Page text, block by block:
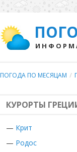
ПОГОДА ПО МЕСЯЦАМ /
КУРОРТЫ
— Крит
— Родос